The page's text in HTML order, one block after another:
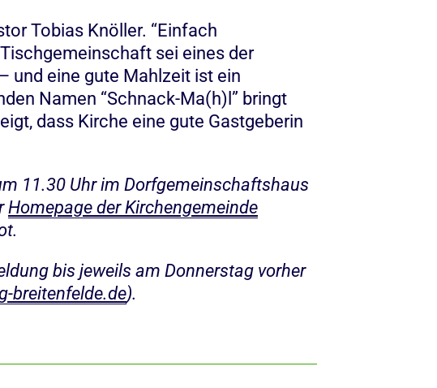
Tobias Knöller. “Einfach
sei eines der
und eine gute Mahlzeit ist ein
Namen “Schnack-Ma(h)l” bringt
dass Kirche eine gute Gastgeberin
11.30 Uhr im Dorfgemeinschaftshaus
Homepage der Kirchengemeinde
bis jeweils am Donnerstag vorher
breitenfelde.de).